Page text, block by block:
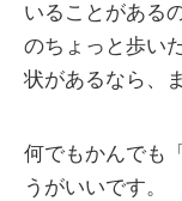
いることがある
のちょっと歩い
状があるなら、
何でもかんでも
うがいいです。